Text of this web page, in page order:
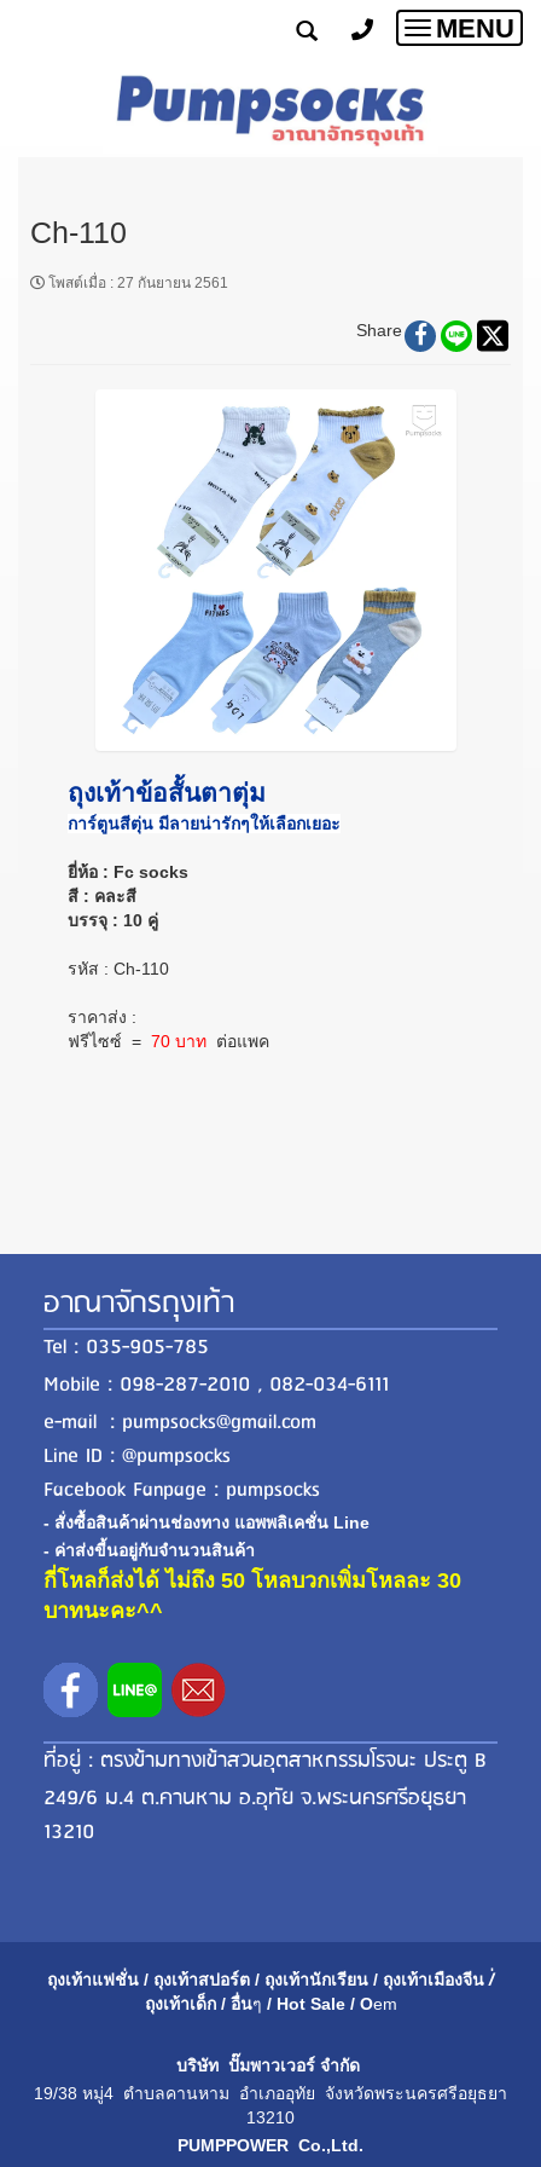
Toggle
MENU
Ch-110
โพสต์เมื่อ : 27 กันยายน 2561
Share
ถุงเท้าข้อสั้นตาตุ่ม
การ์ตูนสีตุ่น มีลายน่ารักๆให้เลือกเยอะ
ยี่ห้อ : Fc socks
สี : คละสี
บรรจุ : 10 คู่
รหัส : Ch-110
ราคาส่ง :
ฟรีไซซ์ = 70 บาท ต่อแพค
อาณาจักรถุงเท้า
Tel : 035-905-785
Mobile : 098-287-2010 , 082-034-6111
e-mail : pumpsocks@gmail.com
Line ID : @pumpsocks
Facebook Fanpage : pumpsocks
- สั่งซื้อสินค้าผ่านช่องทาง แอพพลิเคชั่น Line
- ค่าส่งขี้นอยู่กับจำนวนสินค้า
กี่โหลก็ส่งได้ ไม่ถึง 50 โหลบวกเพิ่มโหลละ 30
บาทนะคะ^^
ที่อยู่ : ตรงข้ามทางเข้าสวนอุตสาหกรรมโรจนะ ประตู B
249/6 ม.4 ต.คานหาม อ.อุทัย จ.พระนครศรีอยุธยา
13210
ถุงเท้าแฟชั่น / ถุงเท้าสปอร์ต / ถุงเท้านักเรียน / ถุงเท้าเมืองจีน /่
ถุงเท้าเด็ก / อื่นๆ / Hot Sale / Oem
บริษัท ปั๊มพาวเวอร์ จำกัด
19/38 หมู่4 ตำบลคานหาม อำเภออุทัย จังหวัดพระนครศรีอยุธยา
13210
PUMPPOWER Co.,Ltd.